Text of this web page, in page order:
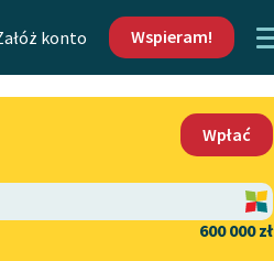
konto Wspieram!
Kontakt
O projekcie
Wpłać
600 000 zł